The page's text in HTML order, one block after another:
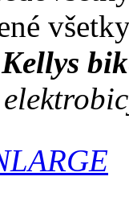
Kellys